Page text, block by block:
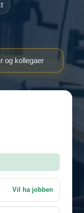
og kollegaer
Vil ha jobben